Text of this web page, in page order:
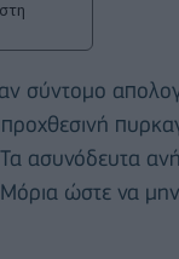
σύντομο
ασυνόδευτα
ώστε να